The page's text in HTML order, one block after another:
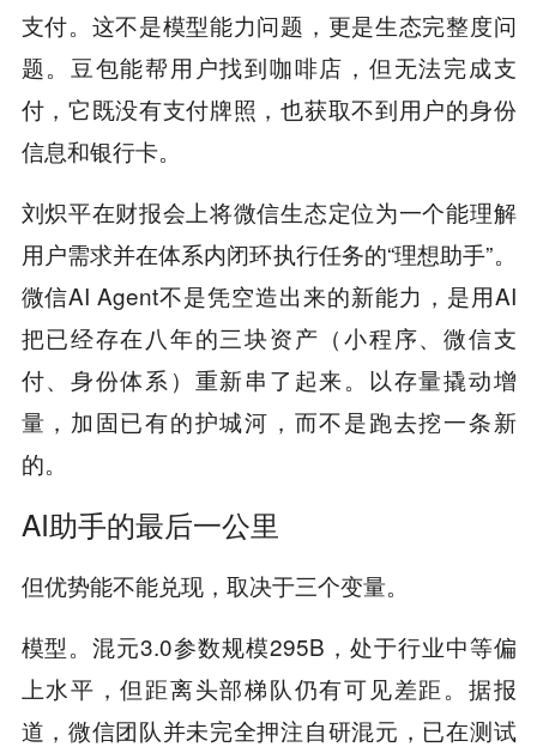
支付。这不是模型能力问题，更是生态完整度问
题。豆包能帮用户找到咖啡店，但无法完成支
付，它既没有支付牌照，也获取不到用户的身份
信息和银行卡。
刘炽平在财报会上将微信生态定位为一个能理解
用户需求并在体系内闭环执行任务的“理想助手”。
微信AI Agent不是凭空造出来的新能力，是用AI
把已经存在八年的三块资产（小程序、微信支
付、身份体系）重新串了起来。以存量撬动增
量，加固已有的护城河，而不是跑去挖一条新
的。
AI助手的最后一公里
但优势能不能兑现，取决于三个变量。
模型。混元3.0参数规模295B，处于行业中等偏
上水平，但距离头部梯队仍有可见差距。据报
道，微信团队并未完全押注自研混元，已在测试